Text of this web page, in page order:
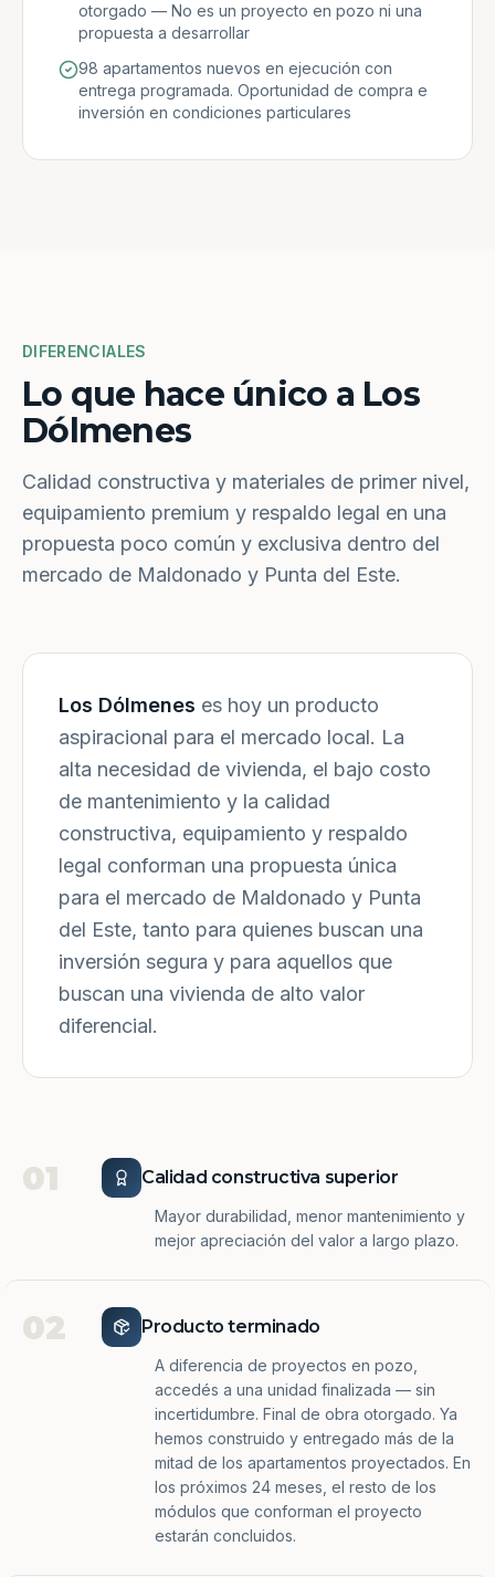
otorgado — No es un proyecto en pozo ni una
propuesta a desarrollar
98 apartamentos nuevos en ejecución con
entrega programada. Oportunidad de compra e
inversión en condiciones particulares
DIFERENCIALES
Lo que hace único a Los
Dólmenes
Calidad constructiva y materiales de primer nivel,
equipamiento premium y respaldo legal en una
propuesta poco común y exclusiva dentro del
mercado de Maldonado y Punta del Este.
Los Dólmenes es hoy un producto
aspiracional para el mercado local. La
alta necesidad de vivienda, el bajo costo
de mantenimiento y la calidad
constructiva, equipamiento y respaldo
legal conforman una propuesta única
para el mercado de Maldonado y Punta
del Este, tanto para quienes buscan una
inversión segura y para aquellos que
buscan una vivienda de alto valor
diferencial.
01 Calidad constructiva superior
Mayor durabilidad, menor mantenimiento y
mejor apreciación del valor a largo plazo.
02 Producto terminado
A diferencia de proyectos en pozo,
accedés a una unidad finalizada — sin
incertidumbre. Final de obra otorgado. Ya
hemos construido y entregado más de la
mitad de los apartamentos proyectados. En
los próximos 24 meses, el resto de los
módulos que conforman el proyecto
estarán concluidos.